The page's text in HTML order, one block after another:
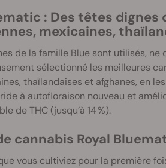
: Des têtes dignes
mexicaines,
de la famille Blue sont utilisés,
sélectionné les meilleures
thaïlandaises et afghanes, en
à autofloraison nouveau et
de THC (jusqu’à 14 %).
cannabis Royal
vous cultiviez pour la première